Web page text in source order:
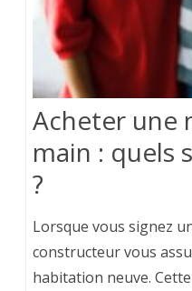
Acheter une
main : quels
?
Lorsque vous signez
constructeur vous
habitation neuve.